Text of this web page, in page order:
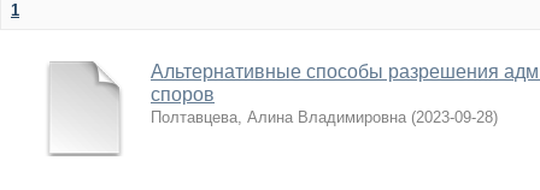
1
Альтернативные способы разрешения
споров
Полтавцева, Алина Владимировна (2023-09-28)